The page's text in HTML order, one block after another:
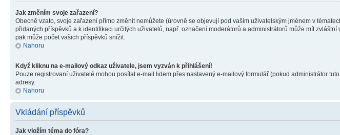
Jak změním svoje zařazení?
Obecně vzato, svoje zařazení přímo změnit nemůžete (úrovně se objevují pod vaším uživatelským jménem v
přidaných příspěvků a k identifikaci určitých uživatelů, např. označení moderátorů a administrátorů může mít
pak může počet vašich příspěvků snížit.
Nahoru
Když kliknu na e-mailový odkaz uživatele, jsem vyzván k přihlášení!
Pouze registrovaní uživatelé mohou posílat e-mail lidem přes nastavený e-mailový formulář (pokud administrátor
adresy.
Nahoru
Vkládání příspěvků
Jak vložím téma do fóra?